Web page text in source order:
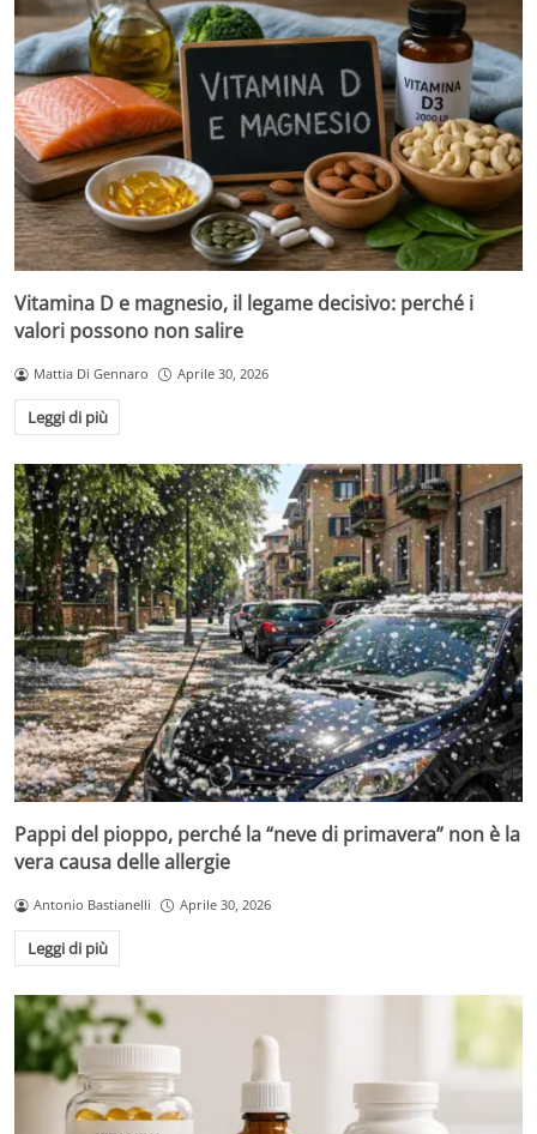
Vitamina D e magnesio, il legame decisivo: perché i
valori possono non salire
Mattia Di Gennaro Aprile 30, 2026
Leggi di più
Pappi del pioppo, perché la “neve di primavera” non è la
vera causa delle allergie
Antonio Bastianelli Aprile 30, 2026
Leggi di più